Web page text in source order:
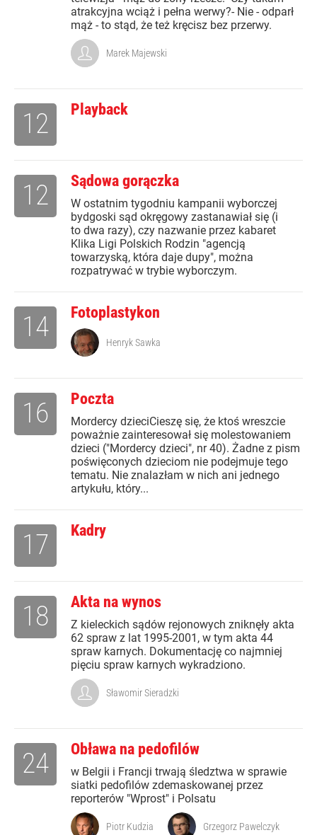
atrakcyjna wciąż i pełna werwy?- Nie - odparł
mąż - to stąd, że też kręcisz bez przerwy.
Marek Majewski
Playback
12
Sądowa gorączka
W ostatnim tygodniu kampanii wyborczej
bydgoski sąd okręgowy zastanawiał się (i
to dwa razy), czy nazwanie przez kabaret
Klika Ligi Polskich Rodzin "agencją
towarzyską, która daje dupy", można
rozpatrywać w trybie wyborczym.
12
Fotoplastykon
14 Henryk Sawka
Poczta
Mordercy dzieciCieszę się, że ktoś wreszcie
poważnie zainteresował się molestowaniem
dzieci ("Mordercy dzieci", nr 40). Żadne z pism
poświęconych dzieciom nie podejmuje tego
tematu. Nie znalazłam w nich ani jednego
artykułu, który...
16
Kadry
17
Akta na wynos
Z kieleckich sądów rejonowych zniknęły akta
62 spraw z lat 1995-2001, w tym akta 44
spraw karnych. Dokumentację co najmniej
pięciu spraw karnych wykradziono.
18
Sławomir Sieradzki
Obława na pedofilów
w Belgii i Francji trwają śledztwa w sprawie
siatki pedofilów zdemaskowanej przez
reporterów "Wprost" i Polsatu
24
Piotr Kudzia Grzegorz Pawelczyk